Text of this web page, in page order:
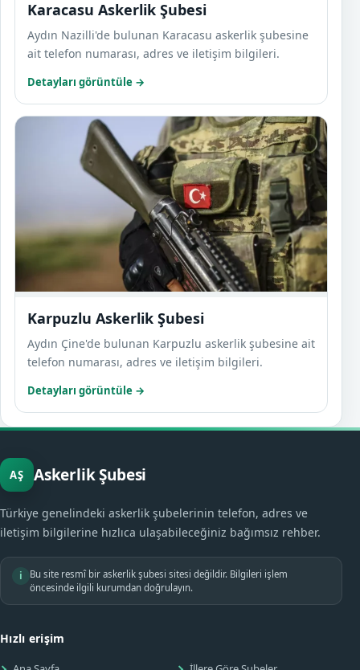
Karacasu Askerlik Şubesi
Aydın Nazilli'de bulunan Karacasu askerlik şubesine
ait telefon numarası, adres ve iletişim bilgileri.
Detayları görüntüle →
Karpuzlu Askerlik Şubesi
Aydın Çine'de bulunan Karpuzlu askerlik şubesine ait
telefon numarası, adres ve iletişim bilgileri.
Detayları görüntüle →
AŞ Askerlik Şubesi
Türkiye genelindeki askerlik şubelerinin telefon, adres ve
iletişim bilgilerine hızlıca ulaşabileceğiniz bağımsız rehber.
i
Bu site resmî bir askerlik şubesi sitesi değildir. Bilgileri işlem
öncesinde ilgili kurumdan doğrulayın.
Hızlı erişim